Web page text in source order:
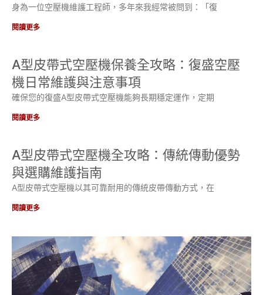
身為一位空壓機維護工程師，多年來我經常被問到：「復
閱讀更多
A型皮帶式空壓機保養全攻略：復盛空壓
機日常維護與注意事項
確保您的復盛A型皮帶式空壓機能夠長期穩定運作，定期
閱讀更多
A型皮帶式空壓機全攻略：傳統傳動優勢
與選購維護指南
A型皮帶式空壓機以其可靠耐用的傳統皮帶傳動方式，在
閱讀更多